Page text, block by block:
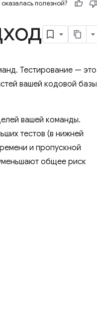
полезной?
Тестирование — это
вашей кодовой базы
вашей команды.
тестов (в нижней
и пропускной
общее риск